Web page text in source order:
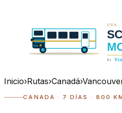
Inicio›Rutas›Canadá›
CANADÁ · 7 DÍAS · 800